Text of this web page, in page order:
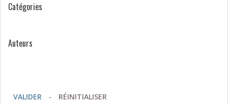
Catégories
Auteurs
VALIDER - RÉINITIALISER